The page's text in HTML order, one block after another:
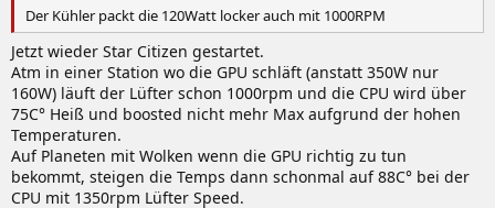
Der Kühler packt die 120Watt locker auch mit 1000RPM
Jetzt wieder Star Citizen gestartet.
Atm in einer Station wo die GPU schläft (anstatt 350W nur
160W) läuft der Lüfter schon 1000rpm und die CPU wird über
75C° Heiß und boosted nicht mehr Max aufgrund der hohen
Temperaturen.
Auf Planeten mit Wolken wenn die GPU richtig zu tun
bekommt, steigen die Temps dann schonmal auf 88C° bei der
CPU mit 1350rpm Lüfter Speed.